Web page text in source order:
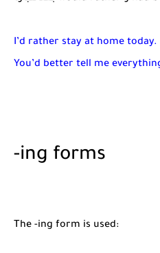
I’d rather stay at home today.
You’d better tell me
-ing forms
The -ing form is used: